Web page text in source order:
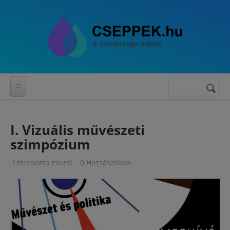
Keresés
I. Vizuális művészeti
szimpózium
Létrehozta zsuzsi 0 Hozzászóloks